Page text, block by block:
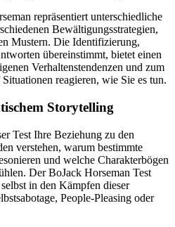
repräsentiert unterschiedliche
Bewältigungsstrategien,
Mustern. Die Identifizierung,
übereinstimmt, bietet einen
Verhaltenstendenzen und zum
reagieren, wie Sie es tun.
Storytelling
Test Ihre Beziehung zu den
verstehen, warum bestimmte
und welche Charakterbögen
Der BoJack Horseman Test
in den Kämpfen dieser
People-Pleasing oder